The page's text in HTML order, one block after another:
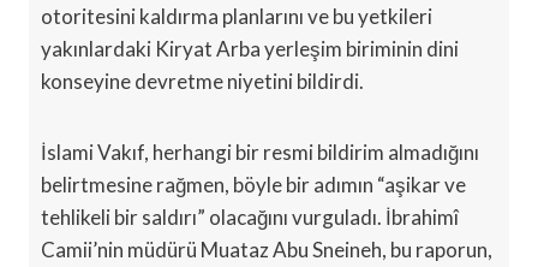
otoritesini kaldırma planlarını ve bu yetkileri
yakınlardaki Kiryat Arba yerleşim biriminin dini
konseyine devretme niyetini bildirdi.
İslami Vakıf, herhangi bir resmi bildirim almadığını
belirtmesine rağmen, böyle bir adımın “aşikar ve
tehlikeli bir saldırı” olacağını vurguladı. İbrahimî
Camii’nin müdürü Muataz Abu Sneineh, bu raporun,